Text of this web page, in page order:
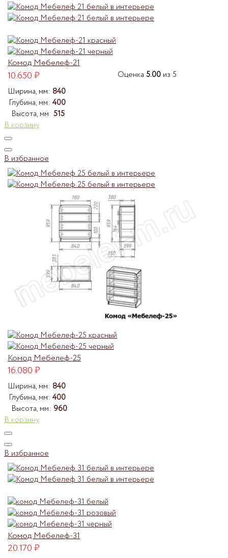
Комод Мебелеф-21
Оценка 5.00из 5
10.650₽
Ширина, мм: 840
Глубина, мм: 400
Высота, мм: 515
В корзину
В избранное
Комод Мебелеф-25
16.080₽
Ширина, мм: 840
Глубина, мм: 400
Высота, мм: 960
В корзину
В избранное
Комод Мебелеф-31
20.170₽